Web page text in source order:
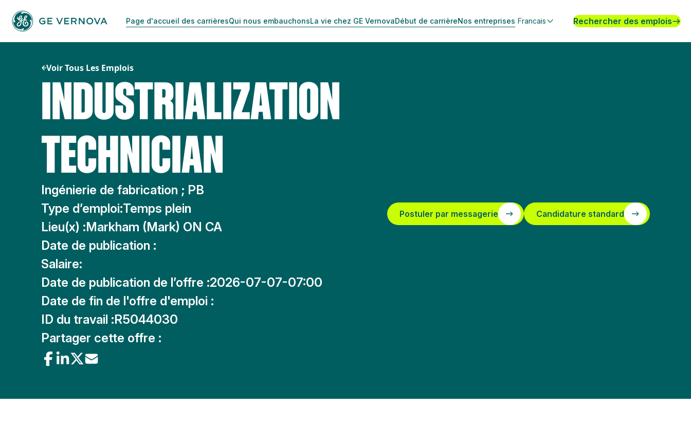
contenu
Page d'accueil des carrièresQui nous embauchonsLa vie chez GE VernovaDébut de carrièreNos entreprises Francais Rechercher des emplois
Voir Tous Les Emplois
INDUSTRIALIZATION
TECHNICIAN
Ingénierie de fabrication ; PB
Type d’emploi:Temps plein
Lieu(x) :Markham (Mark) ON CA
Date de publication :
Salaire:
Date de publication de l’offre :2026-07-07-07:00
Date de fin de l'offre d'emploi :
ID du travail :R5044030
Partager cette offre :
Postuler par messagerie Candidature standard